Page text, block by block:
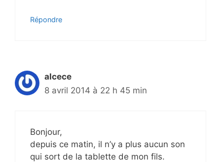
Répondre
alcece
8 avril 2014 à 22 h 45 min
Bonjour,
depuis ce matin, il n’y a plus aucun son
qui sort de la tablette de mon fils.